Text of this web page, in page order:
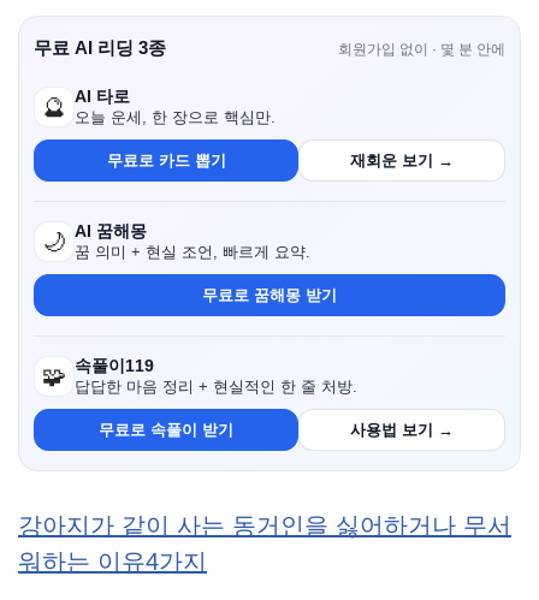
무료 AI 리딩 3종 회원가입 없이 · 몇 분 안에
🔮 AI 타로
오늘 운세, 한 장으로 핵심만.
무료로 카드 뽑기 재회운 보기 →
🌙 AI 꿈해몽
꿈 의미 + 현실 조언, 빠르게 요약.
무료로 꿈해몽 받기
🧩 속풀이119
답답한 마음 정리 + 현실적인 한 줄 처방.
무료로 속풀이 받기 사용법 보기 →
강아지가 같이 사는 동거인을 싫어하거나 무서
워하는 이유4가지